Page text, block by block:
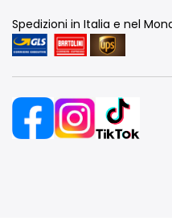
Spedizioni in Italia e nel